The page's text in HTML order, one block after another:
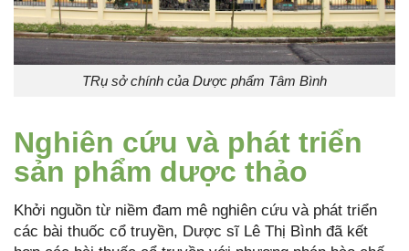
TRụ sở chính của Dược phẩm Tâm Bình
Nghiên cứu và phát triển
sản phẩm dược thảo
Khởi nguồn từ niềm đam mê nghiên cứu và phát triển
các bài thuốc cổ truyền, Dược sĩ Lê Thị Bình đã kết